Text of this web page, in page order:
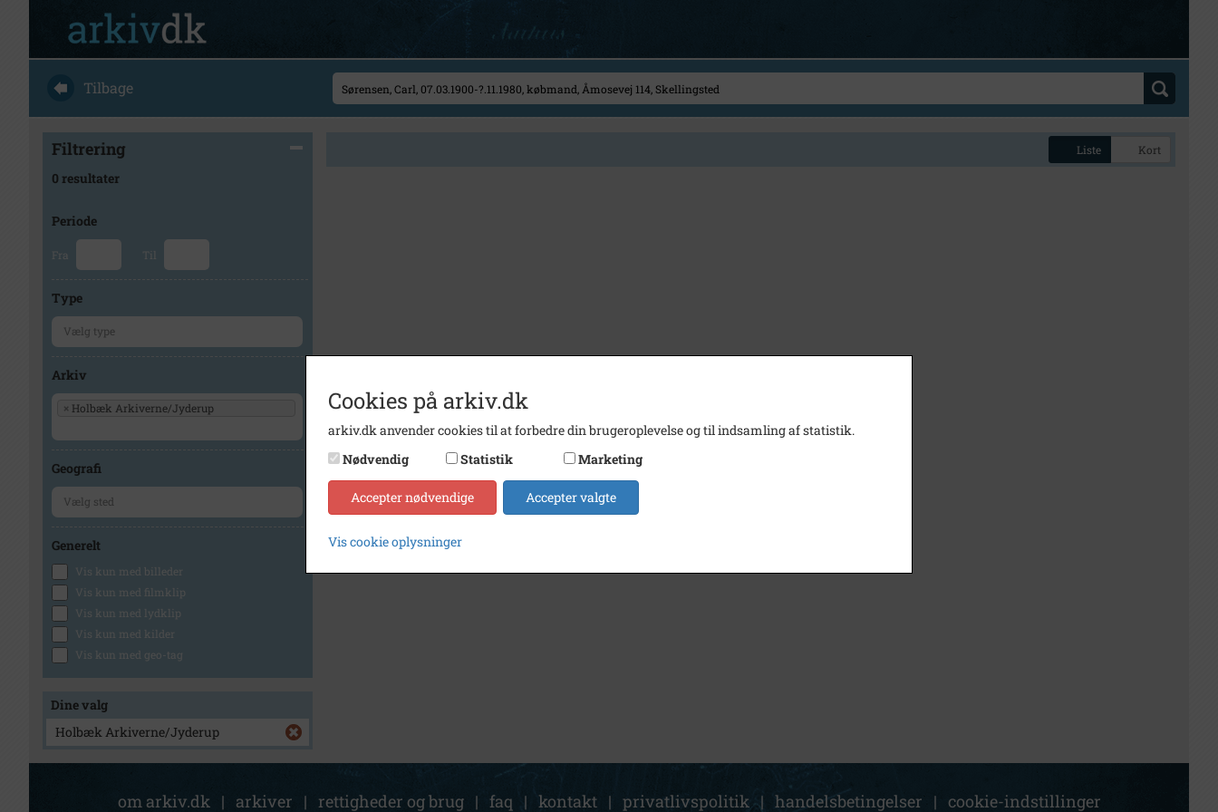
Tilbage
Filtrering
0 resultater
Periode
Fra Til
Type
Arkiv
× Holbæk Arkiverne/Jyderup
Geografi
Generelt
Vis kun med billeder
Vis kun med filmklip
Vis kun med lydklip
Vis kun med kilder
Vis kun med geo-tag
Dine valg
Holbæk Arkiverne/Jyderup
Liste Kort
om arkiv.dk | arkiver | rettigheder og brug | faq | kontakt | privatlivspolitik | handelsbetingelser | cookie-indstillinger
Cookies på arkiv.dk
arkiv.dk anvender cookies til at forbedre din brugeroplevelse og til indsamling af statistik.
Nødvendig
Statistik Marketing
Accepter nødvendige Accepter valgte
Vis cookie oplysninger